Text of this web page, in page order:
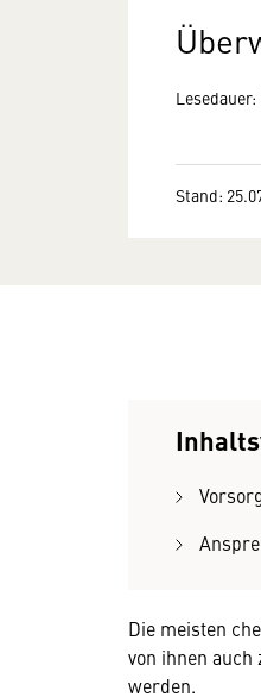
Stand:
Die meisten
von ihnen
werden.